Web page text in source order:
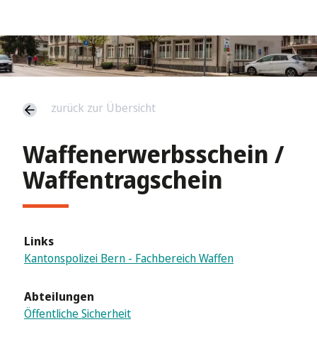
zurück zur Übersicht
Waffenerwerbsschein /
Waffentragschein
Links
Kantonspolizei Bern - Fachbereich Waffen
Abteilungen
Öffentliche Sicherheit